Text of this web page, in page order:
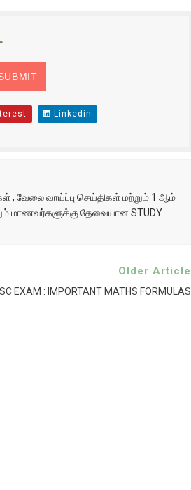
Linkedin
, வேலை வாய்ப்பு செய்திகள் மற்றும் 1 ஆம்
மாணவர்களுக்கு தேவையான STUDY
Older Article
EXAM : IMPORTANT MATHS FORMULAS